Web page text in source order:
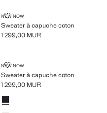
NEW NOW
Sweater à capuche coton
SWEATER À CAPUCHE COTON
Prix actuel [1 299,00 MUR ]
1 299,00 MUR
NEW NOW
Sweater à capuche coton
SWEATER À CAPUCHE COTON
Prix actuel [1 299,00 MUR ]
1 299,00 MUR
Couleurs